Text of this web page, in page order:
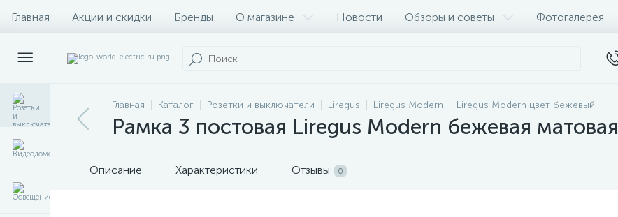
Главная Акции и скидки Бренды О магазине Новости Обзоры и советы Фотогалерея
Главная Каталог Розетки и выключатели Liregus Liregus Modern Liregus Modern цвет бежевый
Рамка 3 постовая Liregus Modern бежевая матовая
Описание Характеристики Отзывы 0